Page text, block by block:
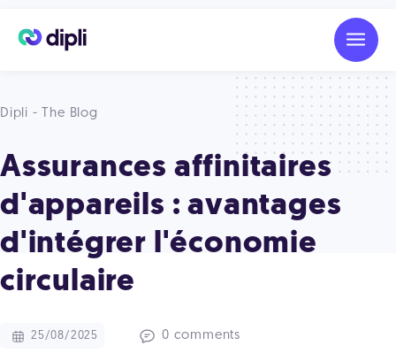
Dipli - The Blog
Assurances affinitaires
d'appareils : avantages
d'intégrer l'économie
circulaire
25/08/2025 0 comments